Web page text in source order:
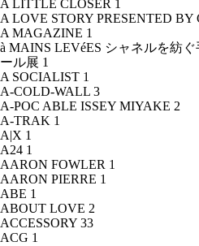
A LITTLE CLOSER 1
A LOVE STORY PRESENTED BY
A MAGAZINE 1
à MAINS LEVéES シャネルを紡
ール展 1
A SOCIALIST 1
A-COLD-WALL 3
A-POC ABLE ISSEY MIYAKE 2
A-TRAK 1
A|X 1
A24 1
AARON FOWLER 1
AARON PIERRE 1
ABE 1
ABOUT LOVE 2
ACCESSORY 33
ACG 1